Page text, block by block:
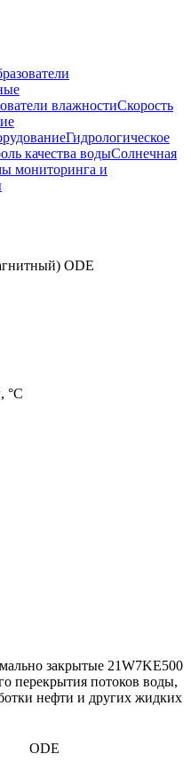
влажностиСкорость
Гидрологическое
качества водыСолнечная
мониторинга и
ODE
°С
закрытые 21W7KE500
перекрытия потоков воды,
нефти и других жидких
ODE